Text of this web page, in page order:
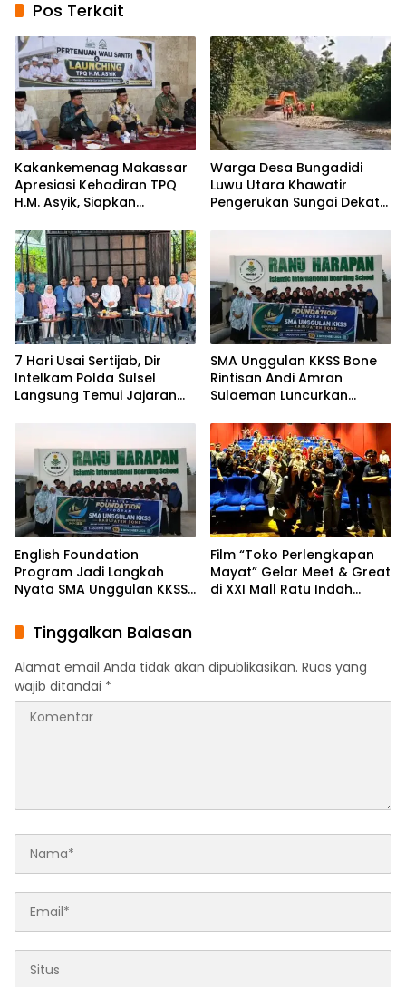
Pos Terkait
Kakankemenag Makassar
Apresiasi Kehadiran TPQ
H.M. Asyik, Siapkan
Cegah Anak Miskin
Spiritualitas
Warga Desa Bungadidi
Luwu Utara Khawatir
Pengerukan Sungai Dekat
7 Hari Usai Sertijab, Dir
Intelkam Polda Sulsel
Langsung Temui Jajaran
SMA Unggulan KKSS Bone
Rintisan Andi Amran
Sulaeman Luncurkan
Program
English Foundation
Program Jadi Langkah
Nyata SMA Unggulan KKSS
Berdaya Saing Global
Film “Toko Perlengkapan
Mayat” Gelar Meet & Great
di XXI Mall Ratu Indah
Tinggalkan Balasan
Alamat email Anda tidak akan dipublikasikan. Ruas yang
wajib ditandai *